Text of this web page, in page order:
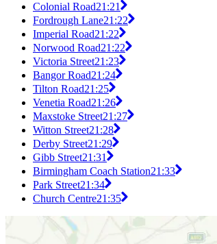
Colonial Road21:21
Fordrough Lane21:22
Imperial Road21:22
Norwood Road21:22
Victoria Street21:23
Bangor Road21:24
Tilton Road21:25
Venetia Road21:26
Maxstoke Street21:27
Witton Street21:28
Derby Street21:29
Gibb Street21:31
Birmingham Coach Station21:33
Park Street21:34
Church Centre21:35